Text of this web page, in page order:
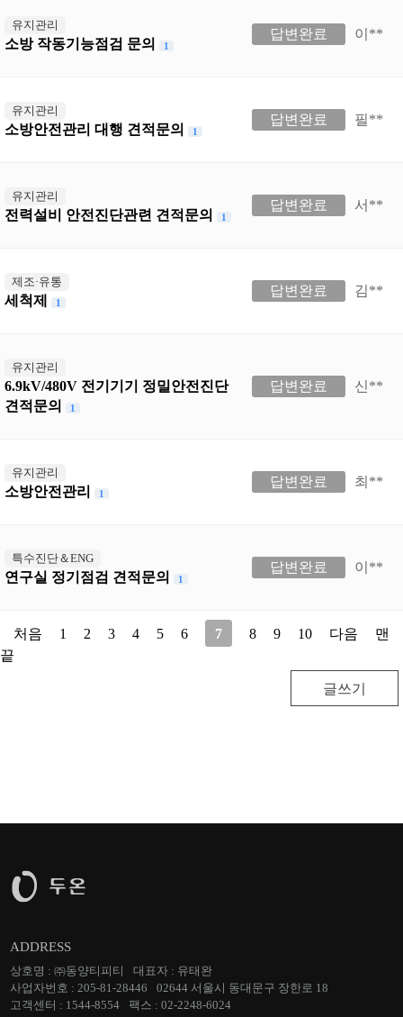
유지관리
소방 작동기능점검 문의 1
답변완료 이**
유지관리
소방안전관리 대행 견적문의 1
답변완료 필**
유지관리
전력설비 안전진단관련 견적문의 1
답변완료 서**
제조·유통
세척제 1
답변완료 김**
유지관리
6.9kV/480V 전기기기 정밀안전진단
견적문의
1
답변완료 신**
유지관리
소방안전관리 1
답변완료 최**
특수진단＆ENG
연구실 정기점검 견적문의 1
답변완료 이**
처음 1 2 3 4 5 6 7 8 9 10 다음
맨
끝
글쓰기
ADDRESS
상호명 : ㈜동양티피티
대표자 : 유태완
사업자번호 : 205-81-28446
02644 서울시 동대문구 장한로 18
고객센터 : 1544-8554
팩스 : 02-2248-6024